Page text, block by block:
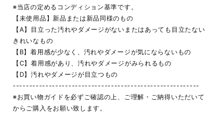
※当店の定めるコンディション基準です。
【未使用品】新品または新品同様のもの
【A】目立った汚れやダメージがないまたはあっても目立たない
きれいなもの
【B】着用感が少なく、汚れやダメージが気にならないもの
【C】着用感があり、汚れやダメージがみられるもの
【D】汚れやダメージが目立つもの
---------------------------------------------------------
※お買い物ガイドを必ずご確認の上、ご理解・ご納得いただいて
からご購入をお願い致します。